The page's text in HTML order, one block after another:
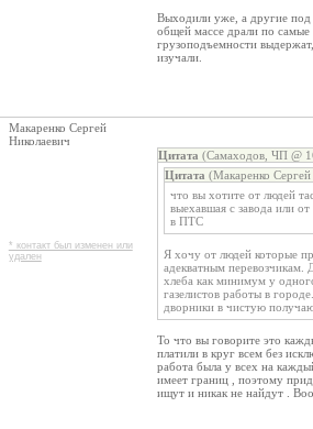
Выходили уже, а другие под
общей массе драли по
грузоподъемности
изучали.
Макаренко Сергей
Николаевич
* контакт был изменен или
удален
Цитата (Самаходов, ЧП @
Цитата (Макаренко
что вы хотите от людей
выехавшая с завода или
в ПТС
Я хочу от людей которые
адекватным перевозчикам.
хлеба как минимум у
газелистов работы в
дворники в чистую
То что вы говорите это
платили в круг всем без
работа была у всех на
имеет границ , поэтому
ищут и никак не найдут .